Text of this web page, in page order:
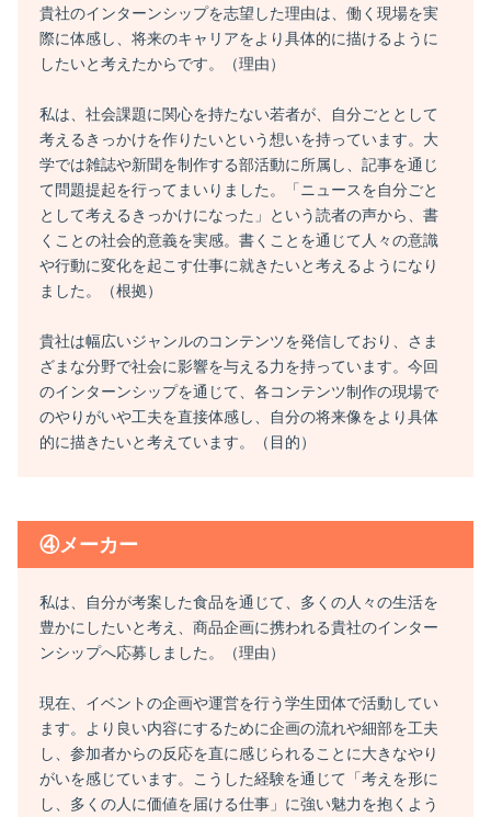
貴社のインターンシップを志望した理由は、働く現場を実
際に体感し、将来のキャリアをより具体的に描けるように
したいと考えたからです。（理由）
私は、社会課題に関心を持たない若者が、自分ごととして
考えるきっかけを作りたいという想いを持っています。大
学では雑誌や新聞を制作する部活動に所属し、記事を通じ
て問題提起を行ってまいりました。「ニュースを自分ごと
として考えるきっかけになった」という読者の声から、書
くことの社会的意義を実感。書くことを通じて人々の意識
や行動に変化を起こす仕事に就きたいと考えるようになり
ました。（根拠）
貴社は幅広いジャンルのコンテンツを発信しており、さま
ざまな分野で社会に影響を与える力を持っています。今回
のインターンシップを通じて、各コンテンツ制作の現場で
のやりがいや工夫を直接体感し、自分の将来像をより具体
的に描きたいと考えています。（目的）
④メーカー
私は、自分が考案した食品を通じて、多くの人々の生活を
豊かにしたいと考え、商品企画に携われる貴社のインター
ンシップへ応募しました。（理由）
現在、イベントの企画や運営を行う学生団体で活動してい
ます。より良い内容にするために企画の流れや細部を工夫
し、参加者からの反応を直に感じられることに大きなやり
がいを感じています。こうした経験を通じて「考えを形に
し、多くの人に価値を届ける仕事」に強い魅力を抱くよう